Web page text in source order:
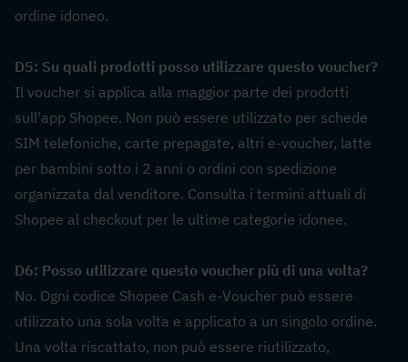
ordine idoneo.
D5: Su quali prodotti posso utilizzare questo voucher?
Il voucher si applica alla maggior parte dei prodotti
sull'app Shopee. Non può essere utilizzato per schede
SIM telefoniche, carte prepagate, altri e-voucher, latte
per bambini sotto i 2 anni o ordini con spedizione
organizzata dal venditore. Consulta i termini attuali di
Shopee al checkout per le ultime categorie idonee.
D6: Posso utilizzare questo voucher più di una volta?
No. Ogni codice Shopee Cash e-Voucher può essere
utilizzato una sola volta e applicato a un singolo ordine.
Una volta riscattato, non può essere riutilizzato,